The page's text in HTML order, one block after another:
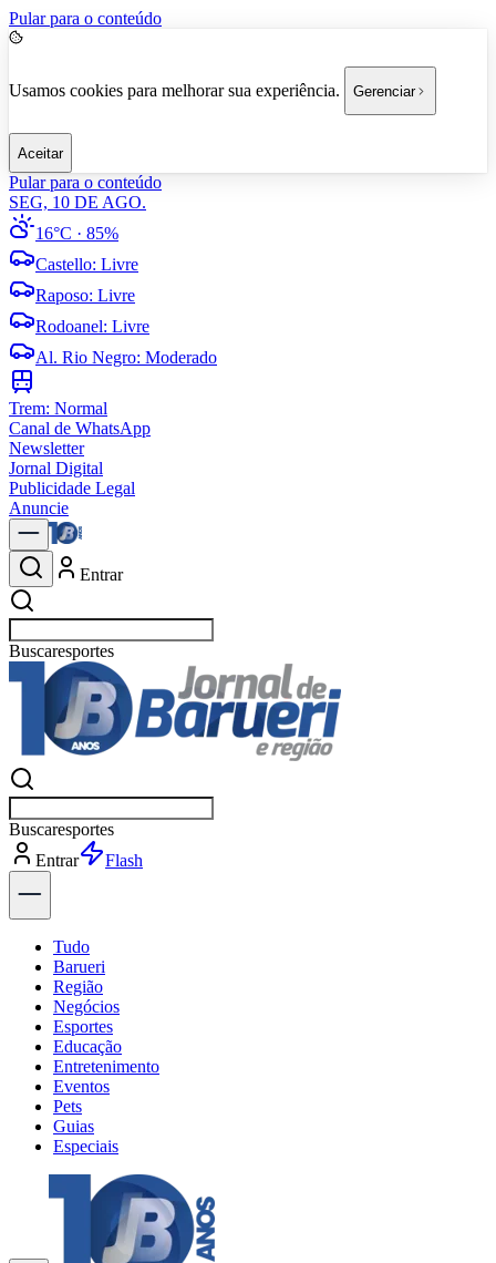
Pular para o conteúdo
Usamos cookies para melhorar sua experiência. Gerenciar
Aceitar
Pular para o conteúdo
SEG, 10 DE AGO.
16°C · 85%
Castello: Livre
Raposo: Livre
Rodoanel: Livre
Al. Rio Negro: Moderado
Trem: Normal
Canal de WhatsApp
Newsletter
Jornal Digital
Publicidade Legal
Anuncie
Entrar
Buscarpolítica
Buscarpolítica
Entrar
Explorar
Tudo
Barueri
Região
Negócios
Esportes
Educação
Entretenimento
Eventos
Pets
Guias
Especiais
Explore Tudo
Últimas Notícias
Previsão do Tempo
Trânsito e Rotas